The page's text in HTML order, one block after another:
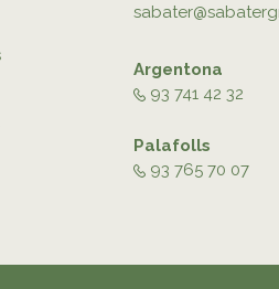
Argentona
93 741 42 32
Palafolls
93 765 70 07